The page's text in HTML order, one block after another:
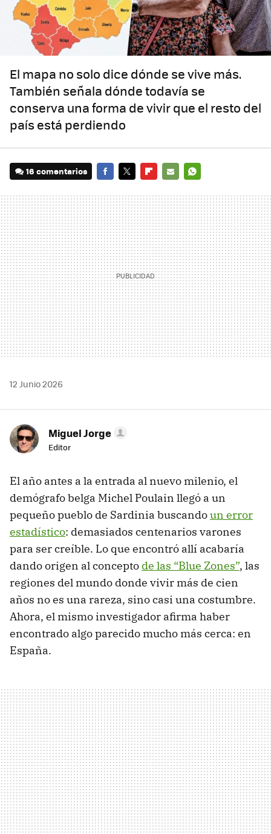
El mapa no solo dice dónde se vive más.
También señala dónde todavía se
conserva una forma de vivir que el resto del
país está perdiendo
16 comentarios
MAIL
12 Junio 2026
Miguel Jorge
Editor
El año antes a la entrada al nuevo milenio, el
demógrafo belga Michel Poulain llegó a un
pequeño pueblo de Sardinia buscandoun error
estadístico: demasiados centenarios varones
para ser creíble. Lo que encontró allí acabaría
dando origen al concepto de las “Blue Zones”, las
regiones del mundo donde vivir más de cien
años no es una rareza, sino casi una costumbre.
Ahora, el mismo investigador afirma haber
encontrado algo parecido mucho más cerca: en
España.